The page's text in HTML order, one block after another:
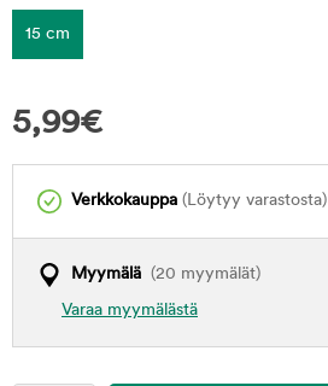
15 cm
5,99€
Verkkokauppa (Löytyy varastosta)
Myymälä (20 myymälät)
Varaa myymälästä